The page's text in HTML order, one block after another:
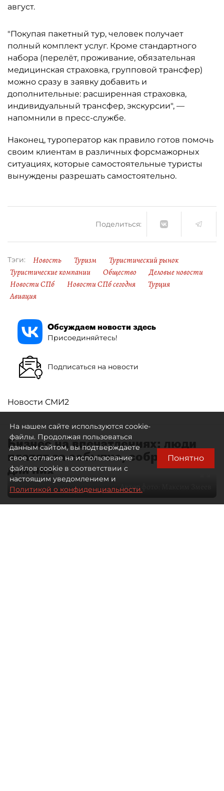
август.
"Покупая пакетный тур, человек получает
полный комплект услуг. Кроме стандартного
набора (перелёт, проживание, обязательная
медицинская страховка, групповой трансфер)
можно сразу в заявку добавить и
дополнительные: расширенная страховка,
индивидуальный трансфер, экскурсии", —
напомнили в пресс-службе.
Наконец, туроператор как правило готов помочь
своим клиентам в различных форсмажорных
ситуациях, которые самостоятельные туристы
вынуждены разрешать самостоятельно.
Поделиться:
Тэги: Новость Туризм
Туристический рынок
Туристические компании
Общество
Деловые новости
Новости СПб
Новости СПб сегодня
Турция
Авиация
Обсуждаем новости здесь
Присоединяйтесь!
Подписаться на новости
Новости СМИ2
Бизнес на впечатлениях: люди
платят за событие, собранное
для них
Автор фото:
На нашем сайте используются cookie-
файлы. Продолжая пользоваться
данным сайтом, вы подтверждаете
свое согласие на использование
файлов cookie в соответствии с
настоящим уведомлением и
Политикой о конфиденциальности.
Понятно